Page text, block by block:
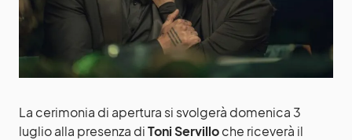
La cerimonia di apertura si svolgerà domenica 3
luglio alla presenza diToni Servilloche riceverà il